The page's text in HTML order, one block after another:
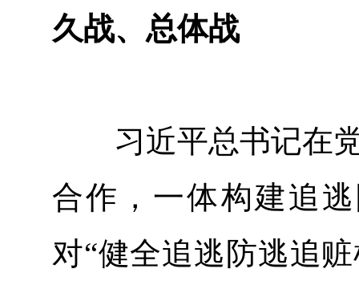
久战、总体战
习近平总书记在党
合作，一体构建追
对“健全追逃防逃追